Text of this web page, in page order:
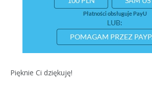
Pięknie Ci dziękuję!